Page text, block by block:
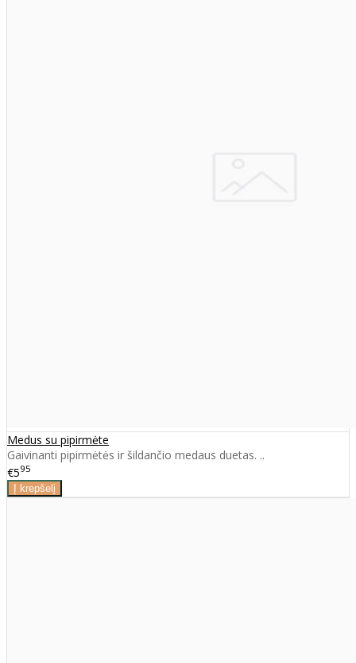
Medus su pipirmėte
Gaivinanti pipirmėtės ir šildančio medaus duetas. ..
€595